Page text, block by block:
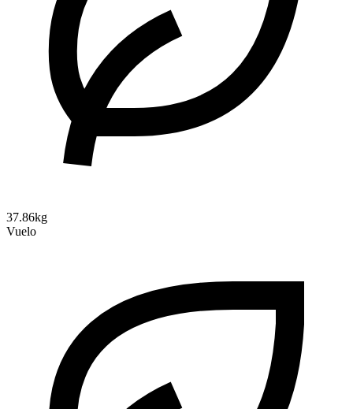
37.86kg
Vuelo